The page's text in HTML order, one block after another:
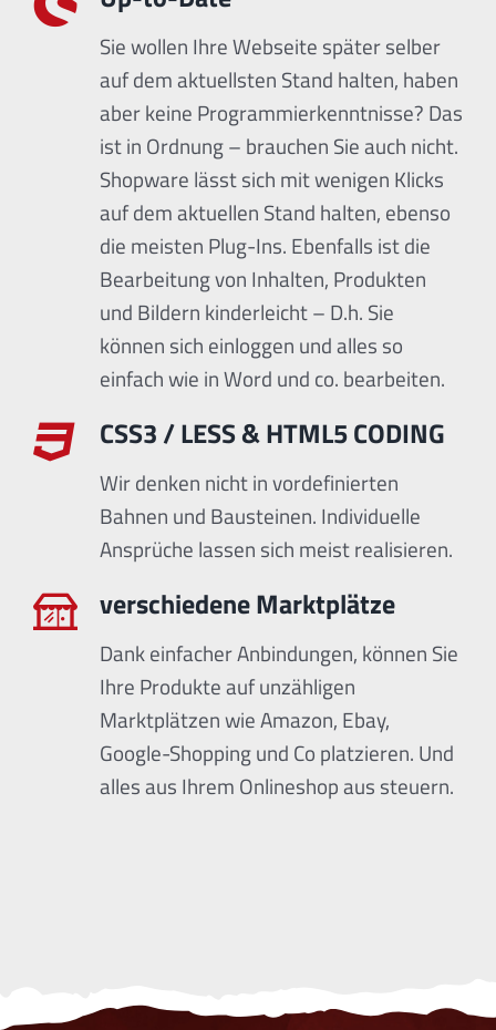
Sie wollen Ihre Webseite später selber
auf dem aktuellsten Stand halten, haben
aber keine Programmierkenntnisse? Das
ist in Ordnung – brauchen Sie auch nicht.
Shopware lässt sich mit wenigen Klicks
auf dem aktuellen Stand halten, ebenso
die meisten Plug-Ins. Ebenfalls ist die
Bearbeitung von Inhalten, Produkten
und Bildern kinderleicht – D.h. Sie
können sich einloggen und alles so
einfach wie in Word und co. bearbeiten.
CSS3 / LESS & HTML5 CODING
Wir denken nicht in vordefinierten
Bahnen und Bausteinen. Individuelle
Ansprüche lassen sich meist realisieren.
verschiedene Marktplätze
Dank einfacher Anbindungen, können Sie
Ihre Produkte auf unzähligen
Marktplätzen wie Amazon, Ebay,
Google-Shopping und Co platzieren. Und
alles aus Ihrem Onlineshop aus steuern.